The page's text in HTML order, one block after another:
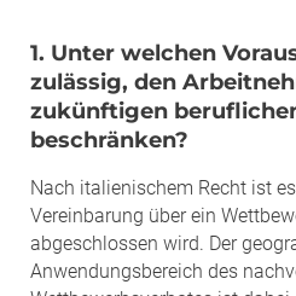
1. Unter welchen
zulässig, den
zukünftigen
beschränken?
Nach italienischem Recht ist
Vereinbarung über ein
abgeschlossen wird. Der
Anwendungsbereich des